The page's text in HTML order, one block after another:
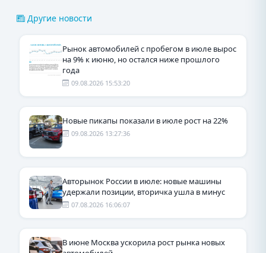
Другие новости
Рынок автомобилей с пробегом в июле вырос
на 9% к июню, но остался ниже прошлого
года
09.08.2026 15:53:20
Новые пикапы показали в июле рост на 22%
09.08.2026 13:27:36
Авторынок России в июле: новые машины
удержали позиции, вторичка ушла в минус
07.08.2026 16:06:07
В июне Москва ускорила рост рынка новых